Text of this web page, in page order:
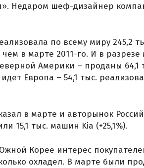
Недаром шеф-дизайнер
по всему миру 245,2
в марте 2011-го. И в разрезе
Америки – проданы 64,1
Европа – 54,1 тыс.
в марте и авторынок
15,1 тыс. машин Kia (+25,1%).
Корее интерес
охладел. В марте были